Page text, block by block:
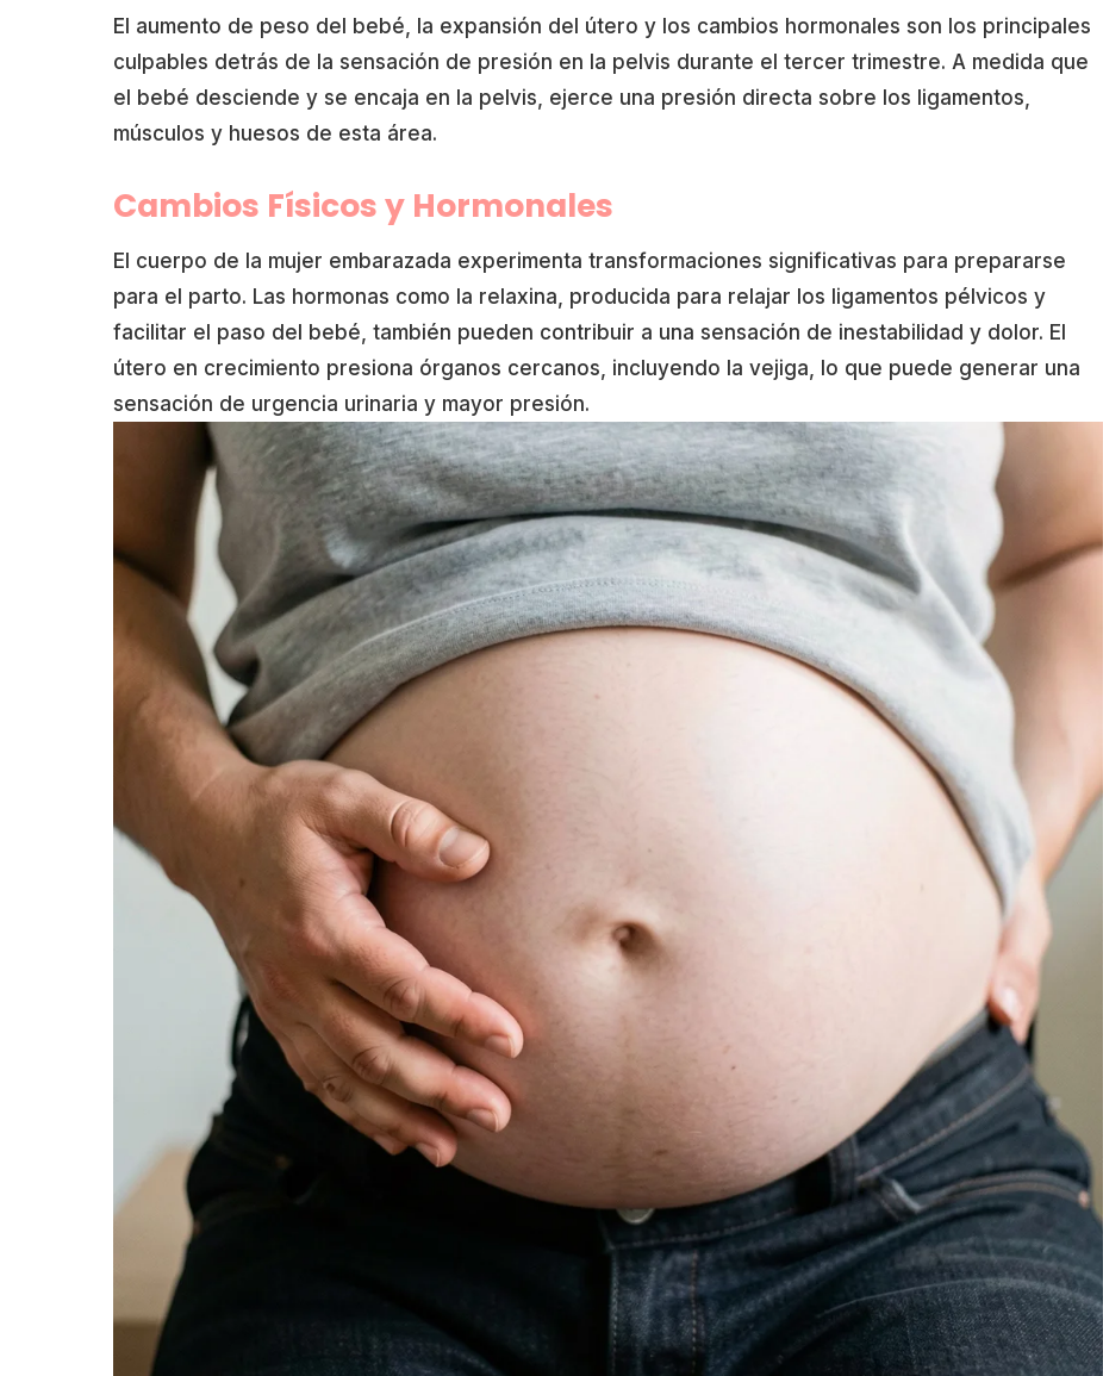
El aumento de peso del bebé, la expansión del útero y los cambios hormonales son los principales
culpables detrás de la sensación de presión en la pelvis durante el tercer trimestre. A medida que
el bebé desciende y se encaja en la pelvis, ejerce una presión directa sobre los ligamentos,
músculos y huesos de esta área.
Cambios Físicos y Hormonales
El cuerpo de la mujer embarazada experimenta transformaciones significativas para prepararse
para el parto. Las hormonas como la relaxina, producida para relajar los ligamentos pélvicos y
facilitar el paso del bebé, también pueden contribuir a una sensación de inestabilidad y dolor. El
útero en crecimiento presiona órganos cercanos, incluyendo la vejiga, lo que puede generar una
sensación de urgencia urinaria y mayor presión.